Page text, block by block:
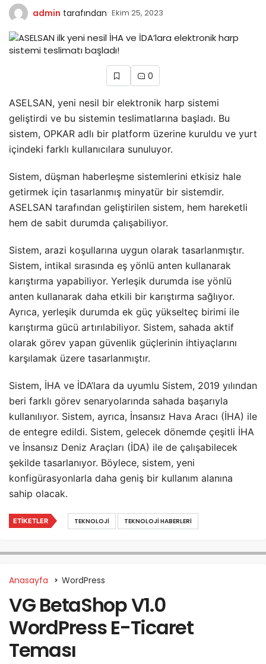
admin tarafından Ekim 25, 2023
0
ASELSAN, yeni nesil bir elektronik harp sistemi
geliştirdi ve bu sistemin teslimatlarına başladı. Bu
sistem, OPKAR adlı bir platform üzerine kuruldu ve yurt
içindeki farklı kullanıcılara sunuluyor.
Sistem, düşman haberleşme sistemlerini etkisiz hale
getirmek için tasarlanmış minyatür bir sistemdir.
ASELSAN tarafından geliştirilen sistem, hem hareketli
hem de sabit durumda çalışabiliyor.
Sistem, arazi koşullarına uygun olarak tasarlanmıştır.
Sistem, intikal sırasında eş yönlü anten kullanarak
karıştırma yapabiliyor. Yerleşik durumda ise yönlü
anten kullanarak daha etkili bir karıştırma sağlıyor.
Ayrıca, yerleşik durumda ek güç yükselteç birimi ile
karıştırma gücü artırılabiliyor. Sistem, sahada aktif
olarak görev yapan güvenlik güçlerinin ihtiyaçlarını
karşılamak üzere tasarlanmıştır.
Sistem, İHA ve İDA’lara da uyumlu Sistem, 2019 yılından
beri farklı görev senaryolarında sahada başarıyla
kullanılıyor. Sistem, ayrıca, İnsansız Hava Aracı (İHA) ile
de entegre edildi. Sistem, gelecek dönemde çeşitli İHA
ve İnsansız Deniz Araçları (İDA) ile de çalışabilecek
şekilde tasarlanıyor. Böylece, sistem, yeni
konfigürasyonlarla daha geniş bir kullanım alanına
sahip olacak.
ETIKETLER TEKNOLOJI TEKNOLOJI HABERLERI
Anasayfa WordPress
VG BetaShop V1.0
WordPress E-Ticaret
Teması